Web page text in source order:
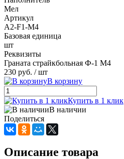
Мел
Артикул
A2-F1-M4
Базовая единица
шт
Реквизиты
Граната страйкбольная Ф-1 М4
230 руб. / шт
В корзину
Купить в 1 клик
В наличии
Поделиться
Описание товара